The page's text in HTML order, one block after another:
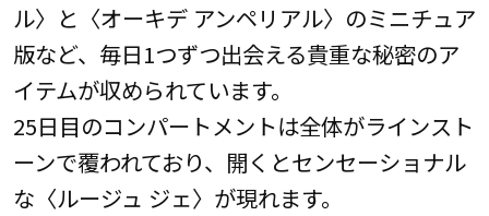
ル〉と〈オーキデ アンペリアル〉のミニチュア
版など、毎日1つずつ出会える貴重な秘密のア
イテムが収められています。
25日目のコンパートメントは全体がラインスト
ーンで覆われており、開くとセンセーショナル
な〈ルージュ ジェ〉が現れます。